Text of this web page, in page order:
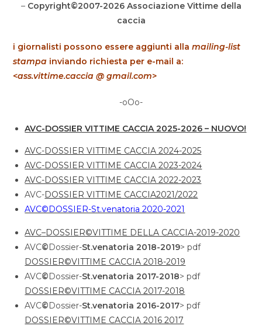
– Copyright©2007-2026 Associazione Vittime della
caccia
i giornalisti possono essere aggiunti allamailing-list
stampa inviando richiesta per e-mail a:
<ass.vittime.caccia @ gmail.com>
-oOo-
AVC-DOSSIER VITTIME CACCIA 2025-2026 – NUOVO!
AVC-DOSSIER VITTIME CACCIA 2024-2025
AVC-DOSSIER VITTIME CACCIA 2023-2024
AVC-DOSSIER VITTIME CACCIA 2022-2023
AVC-DOSSIER VITTIME CACCIA2021/2022
AVC©DOSSIER-St.venatoria 2020-2021
AVC–DOSSIER©VITTIME DELLA CACCIA-2019-2020
AVC©Dossier-St.venatoria 2018-2019> pdf
DOSSIER©VITTIME CACCIA 2018-2019
AVC©Dossier-St.venatoria 2017-2018> pdf
DOSSIER©VITTIME CACCIA 2017-2018
AVC©Dossier-St.venatoria 2016-2017> pdf
DOSSIER©VITTIME CACCIA 2016 2017